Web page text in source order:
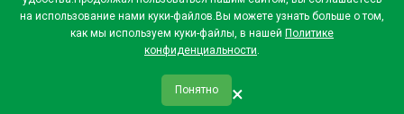
на использование нами куки-файлов.Вы можете узнать больше о том,
как мы используем куки-файлы, в нашей Политике
конфиденциальности.
Понятно ×
qr_code